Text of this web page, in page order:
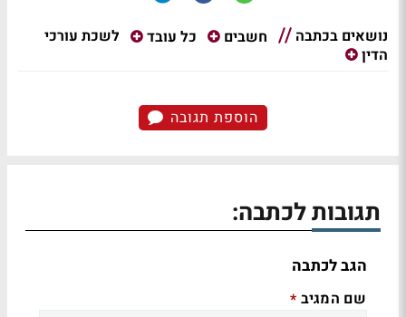
נושאים בכתבה חשבים כל עובד
לשכת עורכי
הדין
הוספת תגובה
תגובות לכתבה:
הגב לכתבה
שם המגיב *